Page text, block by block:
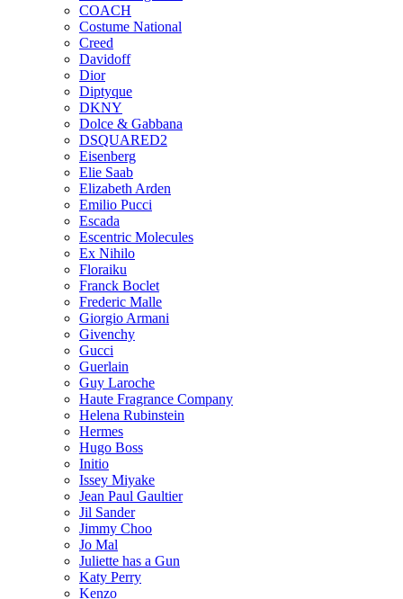
COACH
Costume National
Creed
Davidoff
Dior
Diptyque
DKNY
Dolce & Gabbana
DSQUARED2
Eisenberg
Elie Saab
Elizabeth Arden
Emilio Pucci
Escada
Escentric Molecules
Ex Nihilo
Floraiku
Franck Boclet
Frederic Malle
Giorgio Armani
Givenchy
Gucci
Guerlain
Guy Laroche
Haute Fragrance Company
Helena Rubinstein
Hermes
Hugo Boss
Initio
Issey Miyake
Jean Paul Gaultier
Jil Sander
Jimmy Choo
Jo Mal
Juliette has a Gun
Katy Perry
Kenzo